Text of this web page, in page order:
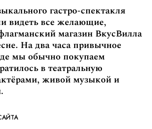
гастро-спектакля
видеть все желающие,
магазин ВкусВилла
На два часа привычное
мы обычно покупаем
в театральную
живой музыкой и